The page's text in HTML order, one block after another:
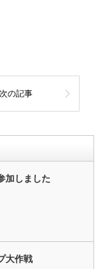
次の記事
加しました
大作戦